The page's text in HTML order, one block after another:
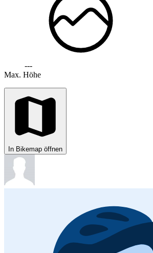
---
Max. Höhe
In Bikemap öffnen